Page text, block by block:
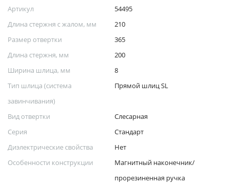
Артикул
54495
Длина стержня с жалом, мм
210
Размер отвертки
365
Длина стержня, мм
200
Ширина шлица, мм
8
Тип шлица (система
завинчивания)
Прямой шлиц SL
Вид отвертки
Слесарная
Серия
Стандарт
Диэлектрические свойства
Нет
Особенности конструкции
Магнитный наконечник/
прорезиненная ручка